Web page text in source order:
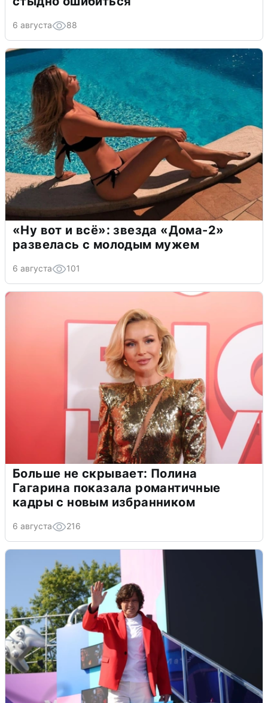
6 августа 88
«Ну вот и всё»: звезда «Дома-2»
развелась с молодым мужем
6 августа 101
Больше не скрывает: Полина
Гагарина показала романтичные
кадры с новым избранником
6 августа 216